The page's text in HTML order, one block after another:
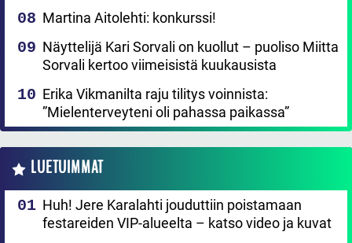
Martina Aitolehti: konkurssi!
Näyttelijä Kari Sorvali on kuollut – puoliso Miitta
Sorvali kertoo viimeisistä kuukausista
Erika Vikmanilta raju tilitys voinnista:
”Mielenterveyteni oli pahassa paikassa”
LUETUIMMAT
Huh! Jere Karalahti jouduttiin poistamaan
festareiden VIP-alueelta – katso video ja kuvat